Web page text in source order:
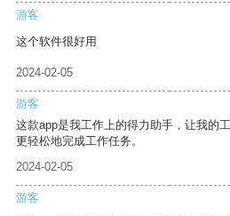
游客
这个软件很好用
2024-02-05
游客
这款app是我工作上的得力助手，让我的
更轻松地完成工作任务。
2024-02-05
游客